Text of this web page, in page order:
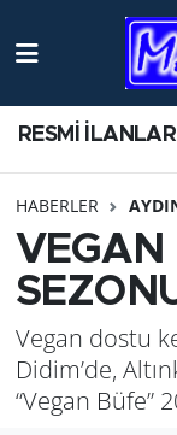
RESMİ İLANLAR
HABERLER
Vegan dostu
Didim’de,
“Vegan Büfe”
ANTİK
AYDIN
BİLİM VE
ÇEVRE
EĞİTİM
Nöbetçi
Namaz
Trafik
Süper Lig
Tüm